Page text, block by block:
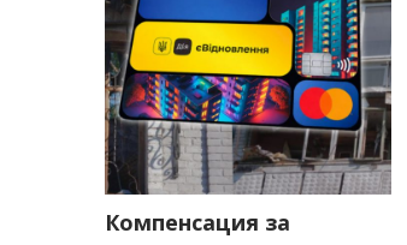
Компенсация за